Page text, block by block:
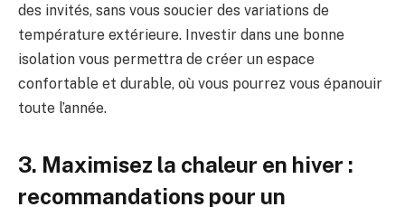
⁤des invités, sans vous soucier ​des variations de‍
température extérieure. Investir ‍dans une bonne​
isolation vous‍ permettra de créer un‌ espace
confortable‌ et⁢ durable, ‍où vous pourrez vous épanouir
toute l’année.
3. ⁢Maximisez la chaleur en hiver :
recommandations ‍pour⁣ un